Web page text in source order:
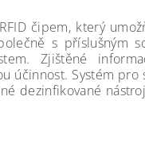
čipem, který
s příslušným
Zjištěné
účinnost. Systém
dezinfikované